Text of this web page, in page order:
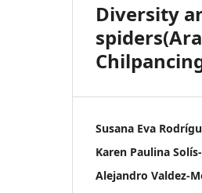
Diversity
Susana Eva
Karen Paulina
Alejandro Valdez-